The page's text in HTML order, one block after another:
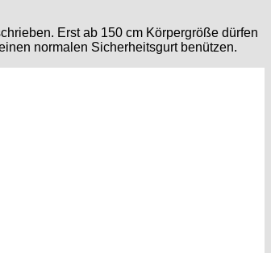
Erst ab 150 cm Körpergröße dürfen
normalen Sicherheitsgurt benützen.